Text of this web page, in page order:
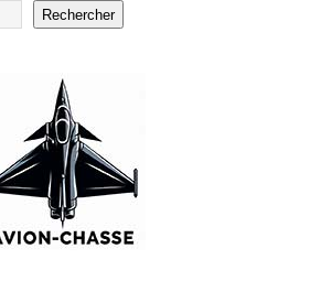
Rechercher